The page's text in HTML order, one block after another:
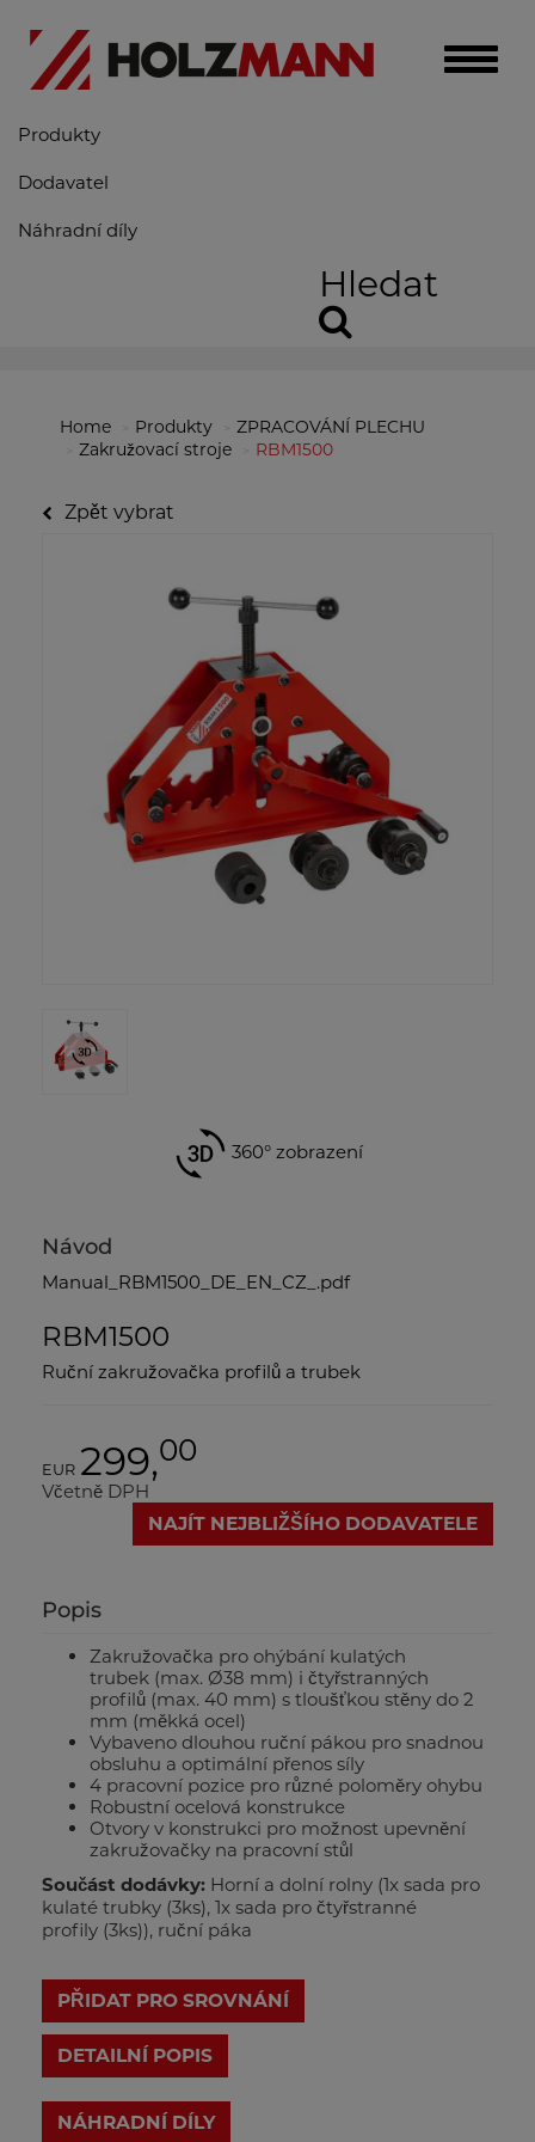
Toggle
Produkty
Dodavatel
Náhradní díly
Hledat
Home Produkty
ZPRACOVÁNÍ PLECHU
Zakružovací stroje
RBM1500
Zpět vybrat
360° zobrazení
Návod
Manual_RBM1500_DE_EN_CZ_.pdf
RBM1500
Ruční zakružovačka profilů a trubek
EUR 299,00
Včetně DPH
NAJÍT NEJBLIŽŠÍHO DODAVATELE
Popis
Zakružovačka pro ohýbání kulatých
trubek (max. Ø38 mm) i čtyřstranných
profilů (max. 40 mm) s tloušťkou stěny do 2
mm (měkká ocel)
Vybaveno dlouhou ruční pákou pro snadnou
obsluhu a optimální přenos síly
4 pracovní pozice pro různé poloměry ohybu
Robustní ocelová konstrukce
Otvory v konstrukci pro možnost upevnění
zakružovačky na pracovní stůl
Součást dodávky: Horní a dolní rolny (1x sada pro
kulaté trubky (3ks), 1x sada pro čtyřstranné
profily (3ks)), ruční páka
PŘIDAT PRO SROVNÁNÍ
DETAILNÍ POPIS